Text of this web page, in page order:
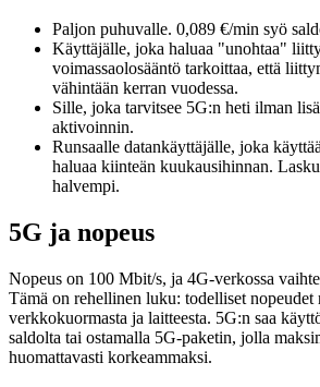
Paljon puhuvalle. 0,089 €/min syö
Käyttäjälle, joka haluaa "unohtaa"
voimassaolosääntö tarkoittaa, että
vähintään kerran vuodessa.
Sille, joka tarvitsee 5G:n heti ilman
aktivoinnin.
Runsaalle datankäyttäjälle, joka
haluaa kiinteän kuukausihinnan.
halvempi.
5G ja nopeus
Nopeus on 100 Mbit/s, ja 4G-verkossa
Tämä on rehellinen luku: todelliset nopeudet
verkkokuormasta ja laitteesta. 5G:n saa
saldolta tai ostamalla 5G-paketin, jolla
huomattavasti korkeammaksi.